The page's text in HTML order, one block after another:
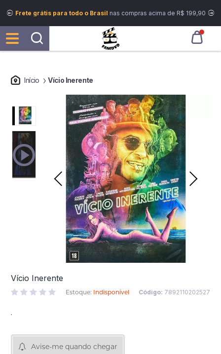
Frete grátis para todo o Brasil nas compras acima de R$ 199,90
Início Vício Inerente
Vício Inerente
Estoque: Indisponível Código: 7892110202527
.
Avise-me quando chegar